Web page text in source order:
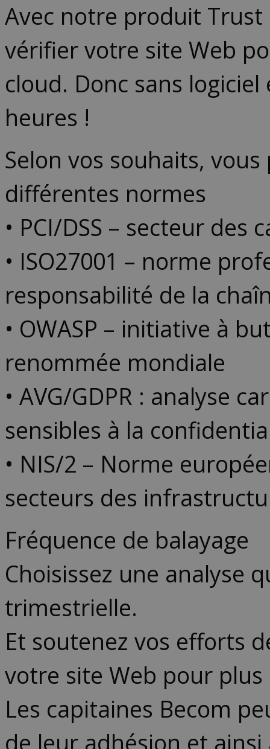
Avec notre produit
vérifier votre site Web
cloud. Donc sans
heures !
Selon vos souhaits,
différentes normes
• PCI/DSS – secteur des
• ISO27001 – norme
responsabilité de la
• OWASP – initiative à
renommée mondiale
• AVG/GDPR : analyse
sensibles à la
• NIS/2 – Norme
secteurs des
Fréquence de balayage
Choisissez une analyse
trimestrielle.
Et soutenez vos efforts
votre site Web pour
Les capitaines Becom
de leur adhésion et